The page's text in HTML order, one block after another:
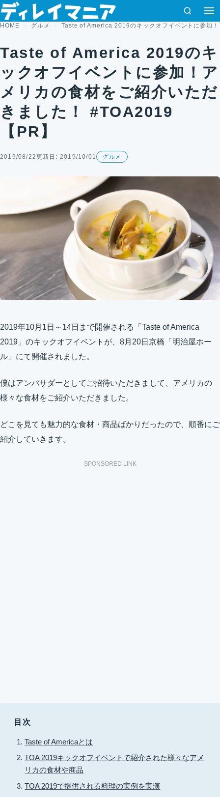
コンテンツへスキップ
検索
HOME グルメ Taste of America 2019のキックオフイベントに参加
Taste of America 2019のキ
ックオフイベントに参加！ア
メリカの食材をご紹介いただ
きました！ #TOA2019
【PR】
2019/08/22更新日: 2019/10/01 グルメ
2019年10月1日～14日まで開催される「Taste of America
2019」のキックオフイベントが、8月20日京橋「明治屋ホー
ル」にて開催されました。
僕はアンバサダーとしてご招待いただきまして、アメリカの
様々な食材をご紹介いただきました。
どこを見ても魅力的な食材・商品ばかりだったので、順番にご
紹介していきます。
SPONSORED LINK
目次
Taste of Americaとは
TOA 2019キックオフイベントで紹介された様々なアメ
リカの食材や商品
TOA 2019で提供される料理の実例を実演